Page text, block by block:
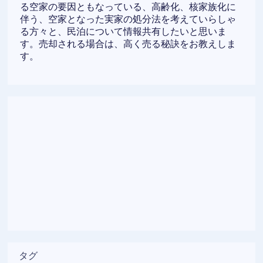
る空家の要因ともなっている、高齢化、核家族化に
伴う、空家となった実家の処分法を考えていらしゃ
る方々と、民泊について情報共有したいと思いま
す。売却される場合は、高く売る秘訣をお教えしま
す。
タグ